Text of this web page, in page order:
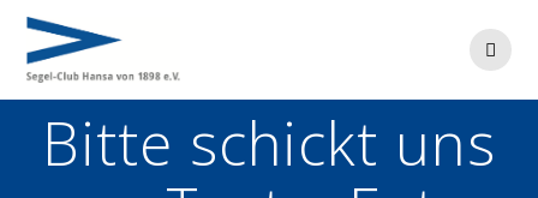
Bitte schickt uns